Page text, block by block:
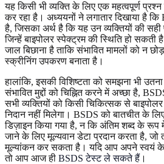
यह किसी भी व्यक्ति के लिए एक महत्वपूर्ण
कर रहा है। अध्ययनों ने लगातार दिखाया है
है, जिसका अर्थ है कि यह उन व्यक्तियों की
जिन्हें बाइपोलर स्पेक्ट्रम की स्थिति हो सकती
जाल बिछाना है ताकि संभावित मामलों को न
स्क्रीनिंग उपकरण बनाता है।
हालांकि, इसकी विशिष्टता को समझना भी
संभावित मुद्दों को चिह्नित करने में अच्छा है,
सभी व्यक्तियों को किसी चिकित्सक से
निदान नहीं मिलेगा। BSDS को बातचीत के
डिज़ाइन किया गया है, न कि अंतिम शब्द के
जाने के लिए मूल्यवान डेटा प्रदान करता है, जो
मूल्यांकन कर सकता है। यदि आप अपने स्वयं
तो आप आज ही BSDS टेस्ट ले सकते हैं ।